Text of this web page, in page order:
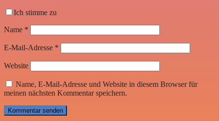
Ich stimme zu
Name *
E-Mail-Adresse *
Website
Name, E-Mail-Adresse und Website in diesem Browser für
meinen nächsten Kommentar speichern.